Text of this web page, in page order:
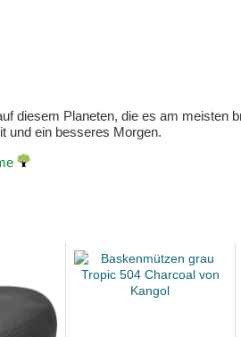
diesem Planeten, die es am meisten
und ein besseres Morgen.